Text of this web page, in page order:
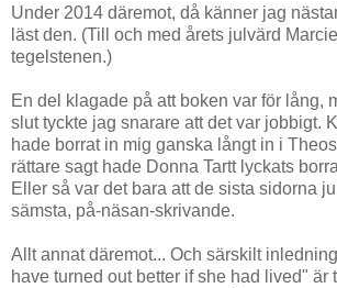
Under 2014 däremot, då känner jag
läst den. (Till och med årets julvärd
tegelstenen.)
En del klagade på att boken var för lång,
slut tyckte jag snarare att det var jobbigt.
hade borrat in mig ganska långt in i
rättare sagt hade Donna Tartt lyckats
Eller så var det bara att de sista sidorna
sämsta, på-näsan-skrivande.
Allt annat däremot... Och särskilt
have turned out better if she had lived" är